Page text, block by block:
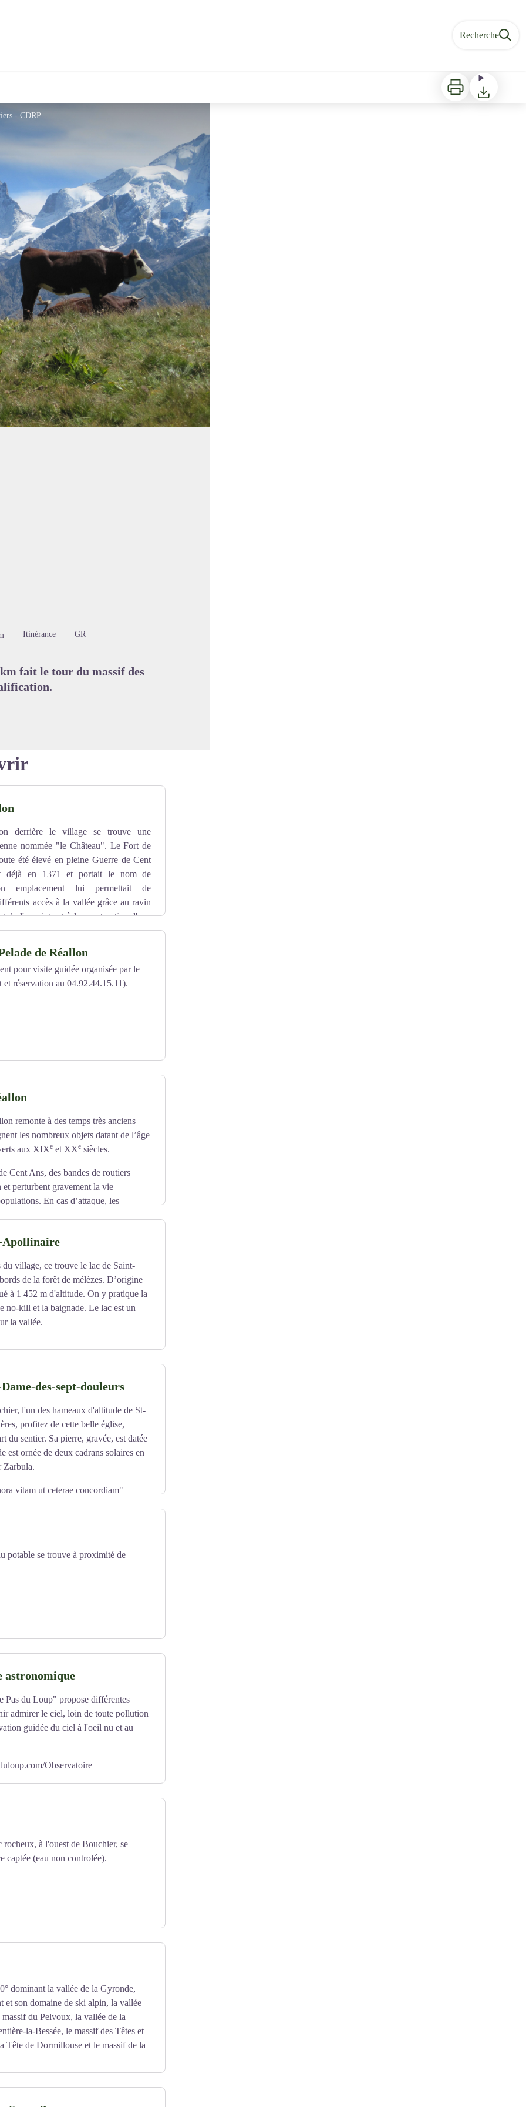
Recherche
Imprimer Télécharger
Vue epoustouflante sur les glaciers - CDRP 05
Itinérance GR
fait le tour du massif des
derrière le village se trouve une
nommée "le Château". Le Fort de
été élevé en pleine Guerre de Cent
déjà en 1371 et portait le nom de
emplacement lui permettait de
accès à la vallée grâce au ravin
de l'enceinte et à la construction d'une
d'un donjon dont les étages sont
étage. De cette tour partait une
car aucune liaison n'existe à la
refuge pour abriter les populations
était cantonnée par une tour semi
de Réallon
pour visite guidée organisée par le
et réservation au 04.92.44.15.11).
remonte à des temps très anciens
les nombreux objets datant de l’âge
aux XIXeet XXesiècles.
Cent Ans, des bandes de routiers
et perturbent gravement la vie
En cas d’attaque, les
Réallon devient une commune
siècle, le mode de vie des habitants de
économie de subsistance basée sur
vécurent longtemps de manière
chemin de fer à Savines en 1883, on
1980. C’est grâce à l’activité
heureuse de sa tendance
a permis l’afflux de nouveaux
a bénéficié de la dernière autorisation
du Savinois Serre-Ponçon
Apollinaire
village, ce trouve le lac de Saint-
de la forêt de mélèzes. D’origine
à 1 452 m d'altitude. On y pratique la
no-kill et la baignade. Le lac est un
la vallée.
des-sept-douleurs
l'un des hameaux d'altitude de St-
profitez de cette belle église,
du sentier. Sa pierre, gravée, est datée
est ornée de deux cadrans solaires en
Zarbula.
vitam ut ceterae concordiam"
potable se trouve à proximité de
astronomique
Pas du Loup" propose différentes
admirer le ciel, loin de toute pollution
guidée du ciel à l'oeil nu et au
Observatoire
à l'ouest de Bouchier, se
captée (eau non controlée).
dominant la vallée de la Gyronde,
et son domaine de ski alpin, la vallée
du Pelvoux, la vallée de la
la-Bessée, le massif des Têtes et
Tête de Dormillouse et le massif de la